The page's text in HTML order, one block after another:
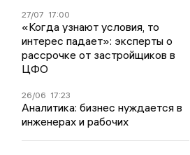
27/07 17:00
«Когда узнают условия, то
интерес падает»: эксперты о
рассрочке от застройщиков в
ЦФО
26/06 17:23
Аналитика: бизнес нуждается в
инженерах и рабочих